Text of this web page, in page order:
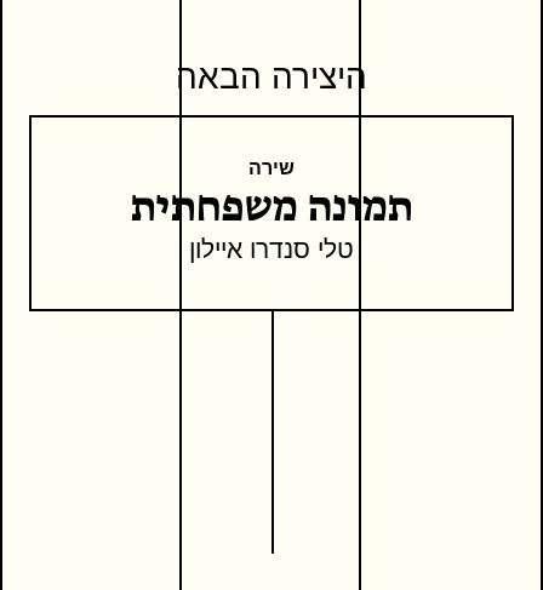
היצירה הבאה
שירה
תמונה משפחתית
טלי סנדרו איילון